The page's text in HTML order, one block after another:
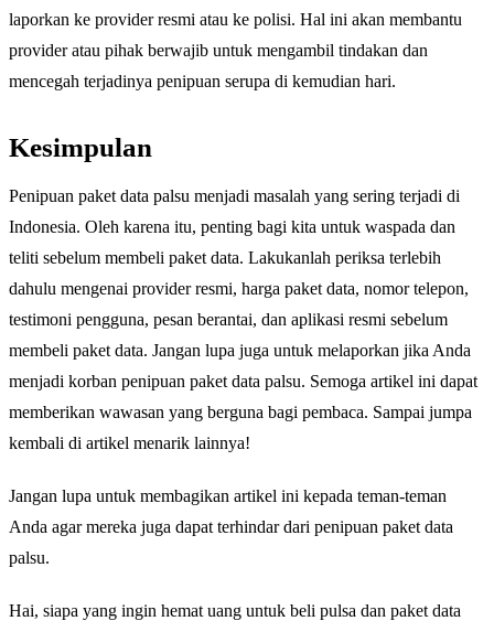
laporkan ke provider resmi atau ke polisi. Hal ini akan membantu
provider atau pihak berwajib untuk mengambil tindakan dan
mencegah terjadinya penipuan serupa di kemudian hari.
Kesimpulan
Penipuan paket data palsu menjadi masalah yang sering terjadi di
Indonesia. Oleh karena itu, penting bagi kita untuk waspada dan
teliti sebelum membeli paket data. Lakukanlah periksa terlebih
dahulu mengenai provider resmi, harga paket data, nomor telepon,
testimoni pengguna, pesan berantai, dan aplikasi resmi sebelum
membeli paket data. Jangan lupa juga untuk melaporkan jika Anda
menjadi korban penipuan paket data palsu. Semoga artikel ini dapat
memberikan wawasan yang berguna bagi pembaca. Sampai jumpa
kembali di artikel menarik lainnya!
Jangan lupa untuk membagikan artikel ini kepada teman-teman
Anda agar mereka juga dapat terhindar dari penipuan paket data
palsu.
Hai, siapa yang ingin hemat uang untuk beli pulsa dan paket data